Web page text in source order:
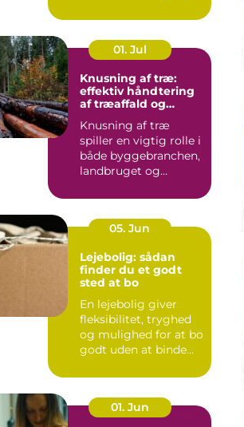
01. Jul
Knusning af træ:
effektiv håndtering
af træaffald og
Knusning af træ
spiller en vigtig rolle i
både byggebranchen,
landbruget og
05. Jun
Lejebolig: sådan
finder du et godt
sted at bo
En lejebolig giver
fleksibilitet, tryghed
og mulighed for at bo
godt uden at binde
01. Jun